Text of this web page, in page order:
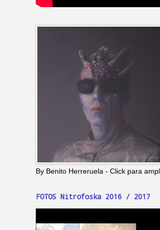
By Benito Herreruela - Click para
FOTOS Nitrofoska 2016 / 2017